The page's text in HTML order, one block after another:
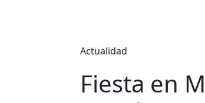
Actualidad
Fiesta en